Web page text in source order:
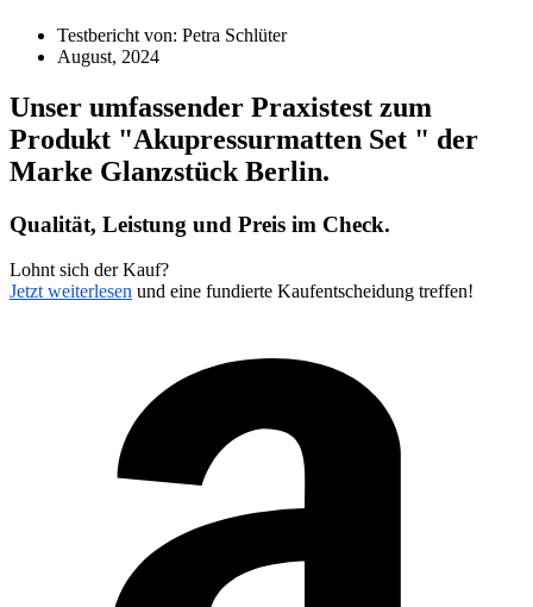
Testbericht von: Petra Schlüter
August, 2024
Unser umfassender Praxistest zum
Produkt "Akupressurmatten Set " der
Marke Glanzstück Berlin.
Qualität, Leistung und Preis im Check.
Lohnt sich der Kauf?
Jetzt weiterlesen und eine fundierte Kaufentscheidung treffen!